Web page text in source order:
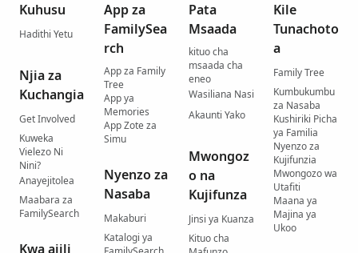
Kuhusu
Hadithi Yetu
Njia za
Kuchangia
Get Involved
Kuweka
Vielezo Ni
Nini?
Anayejitolea
Maabara za
FamilySearch
Kwa ajili
App za
FamilySea
rch
App za Family
Tree
App ya
Memories
App Zote za
Simu
Nyenzo za
Nasaba
Makaburi
Katalogi ya
Pata
Msaada
kituo cha
msaada cha
eneo
Wasiliana Nasi
Akaunti Yako
Mwongoz
o na
Kujifunza
Jinsi ya Kuanza
Kituo cha
Kile
Tunachoto
a
Family Tree
Kumbukumbu
za Nasaba
Kushiriki Picha
ya Familia
Nyenzo za
Kujifunzia
Mwongozo wa
Utafiti
Maana ya
Majina ya
Ukoo